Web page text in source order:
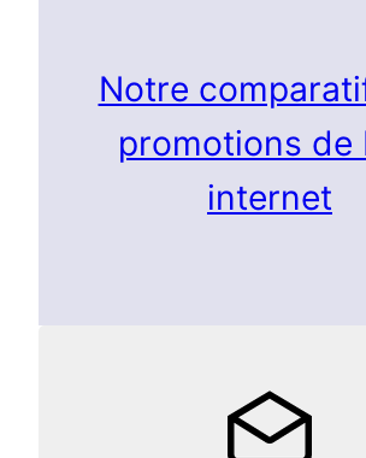
Notre
promotions de
internet